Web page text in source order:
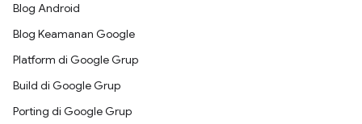
Blog Android
Blog Keamanan Google
Platform di Google Grup
Build di Google Grup
Porting di Google Grup